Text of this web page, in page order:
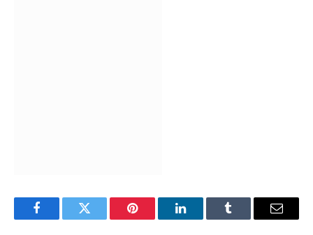
FacebookTwitter Pinterest LinkedInTumblr
E-